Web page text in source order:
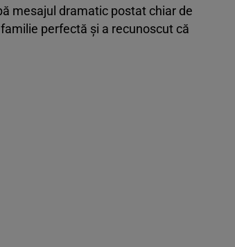
mesajul dramatic postat chiar de
perfectă și a recunoscut că